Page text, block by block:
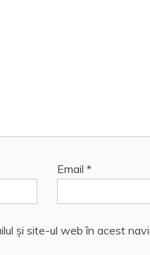
Email *
și site-ul web în acest